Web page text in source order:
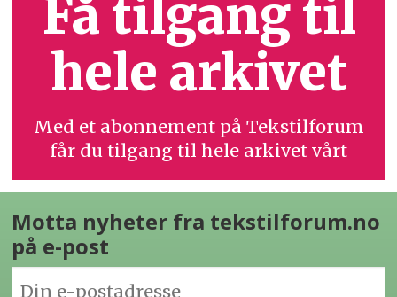
Få tilgang til
hele arkivet
Med et abonnement på Tekstilforum
får du tilgang til hele arkivet vårt
Motta nyheter fra tekstilforum.no
på e-post